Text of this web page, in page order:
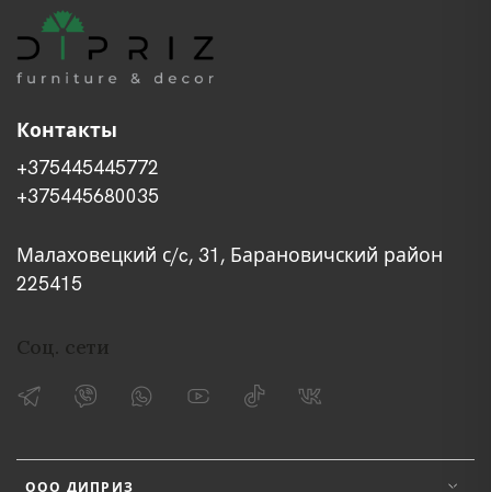
ООО ДИПРИЗ
Контакты
+375445445772
+375445680035
Малаховецкий с/c, 31, Барановичский район
225415
Соц. сети